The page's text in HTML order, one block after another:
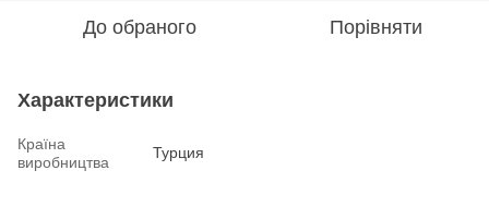
До обраного Порівняти
Характеристики
Країна
виробництва
Турция